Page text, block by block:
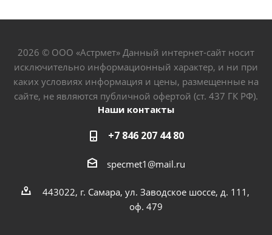
2026 © ООО «Астрмет» Данный интернет-сайт носит
исключительно информационный характер, и ни при
каких условиях информация и цены, размещенные на
сайте, не являются публичной офертой (ст. 437 ГК РФ).
Наши контакты
+7 846 207 44 80
specmet1@mail.ru
443022, г. Самара, ул. Заводское шоссе, д. 111,
оф. 479